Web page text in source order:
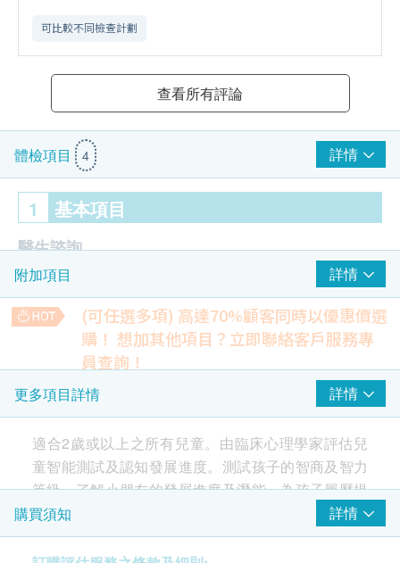
可比較不同檢查計劃
查看所有評論
體檢項目 4 詳情
1 基本項目
醫生諮詢
評估兒童智能測試及認知發展進度（例如史丹福比奈智
力評估量表 – 第五版）
由臨床心理學家評估
簡單書面報告一份
與家長討論評估結果
附加項目 詳情
(可任選多項) 高達70%顧客同時以優惠價選
購！ 想加其他項目？立即聯絡客戶服務專
員查詢！
詳細書面報告
內容將詳盡地描述兒童的評估表現、評估結果及心理學家的專
業建議，此正式評估報告可作遞交公營部門之用
HK$ 1,300.0
更多項目詳情 詳情
適合2歲或以上之所有兒童。由臨床心理學家評估兒
童智能測試及認知發展進度。測試孩子的智商及智力
等級、了解小朋友的發展進度及潛能、為孩子履歷提
升發揮空間。
購買須知 詳情